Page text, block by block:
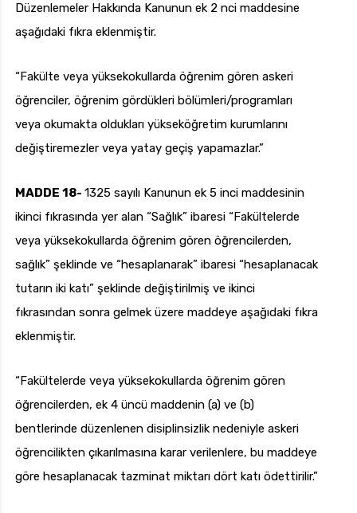
Düzenlemeler Hakkında Kanunun ek 2 nci maddesine
aşağıdaki fıkra eklenmiştir.
“Fakülte veya yüksekokullarda öğrenim gören askeri
öğrenciler, öğrenim gördükleri bölümleri/programları
veya okumakta oldukları yükseköğretim kurumlarını
değiştiremezler veya yatay geçiş yapamazlar.”
MADDE 18- 1325 sayılı Kanunun ek 5 inci maddesinin
ikinci fıkrasında yer alan “Sağlık” ibaresi “Fakültelerde
veya yüksekokullarda öğrenim gören öğrencilerden,
sağlık” şeklinde ve “hesaplanarak” ibaresi “hesaplanacak
tutarın iki katı” şeklinde değiştirilmiş ve ikinci
fıkrasından sonra gelmek üzere maddeye aşağıdaki fıkra
eklenmiştir.
“Fakültelerde veya yüksekokullarda öğrenim gören
öğrencilerden, ek 4 üncü maddenin (a) ve (b)
bentlerinde düzenlenen disiplinsizlik nedeniyle askeri
öğrencilikten çıkarılmasına karar verilenlere, bu maddeye
göre hesaplanacak tazminat miktarı dört katı ödettirilir.”